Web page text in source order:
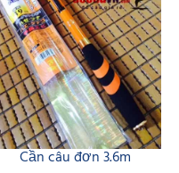
Cần câu đơn 3.6m